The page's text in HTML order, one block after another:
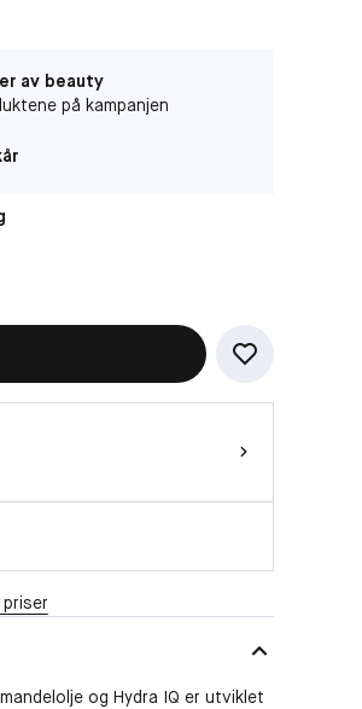
av beauty
på kampanjen
priser
og Hydra IQ er utviklet